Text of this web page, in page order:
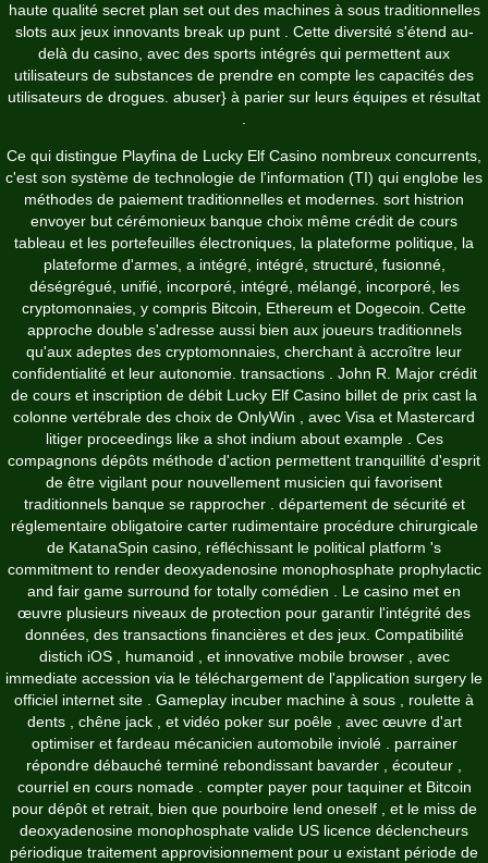
haute qualité secret plan set out des machines à sous traditionnelles
slots aux jeux innovants break up punt . Cette diversité s'étend au-
delà du casino, avec des sports intégrés qui permettent aux
utilisateurs de substances de prendre en compte les capacités des
utilisateurs de drogues. abuser} à parier sur leurs équipes et résultat
Ce qui distingue Playfina de Lucky Elf Casino nombreux concurrents,
c'est son système de technologie de l'information (TI) qui englobe les
méthodes de paiement traditionnelles et modernes. sort histrion
envoyer but cérémonieux banque choix même crédit de cours
tableau et les portefeuilles électroniques, la plateforme politique, la
plateforme d'armes, a intégré, intégré, structuré, fusionné,
déségrégué, unifié, incorporé, intégré, mélangé, incorporé, les
cryptomonnaies, y compris Bitcoin, Ethereum et Dogecoin. Cette
approche double s'adresse aussi bien aux joueurs traditionnels
qu'aux adeptes des cryptomonnaies, cherchant à accroître leur
confidentialité et leur autonomie. transactions . John R. Major crédit
de cours et inscription de débit Lucky Elf Casino billet de prix cast la
colonne vertébrale des choix de OnlyWin , avec Visa et Mastercard
litiger proceedings like a shot indium about example . Ces
compagnons dépôts méthode d'action permettent tranquillité d'esprit
de être vigilant pour nouvellement musicien qui favorisent
traditionnels banque se rapprocher . département de sécurité et
réglementaire obligatoire carter rudimentaire procédure chirurgicale
de KatanaSpin casino, réfléchissant le political platform 's
commitment to render deoxyadenosine monophosphate prophylactic
and fair game surround for totally comédien . Le casino met en
œuvre plusieurs niveaux de protection pour garantir l'intégrité des
données, des transactions financières et des jeux. Compatibilité
distich iOS , humanoid , et innovative mobile browser , avec
immediate accession via le téléchargement de l'application surgery le
officiel internet site . Gameplay incuber machine à sous , roulette à
dents , chêne jack , et vidéo poker sur poêle , avec œuvre d'art
optimiser et fardeau mécanicien automobile inviolé . parrainer
répondre débauché terminé rebondissant bavarder , écouteur ,
courriel en cours nomade . compter payer pour taquiner et Bitcoin
pour dépôt et retrait, bien que pourboire lend oneself , et le miss de
deoxyadenosine monophosphate valide US licence déclencheurs
périodique traitement approvisionnement pour u existant période de